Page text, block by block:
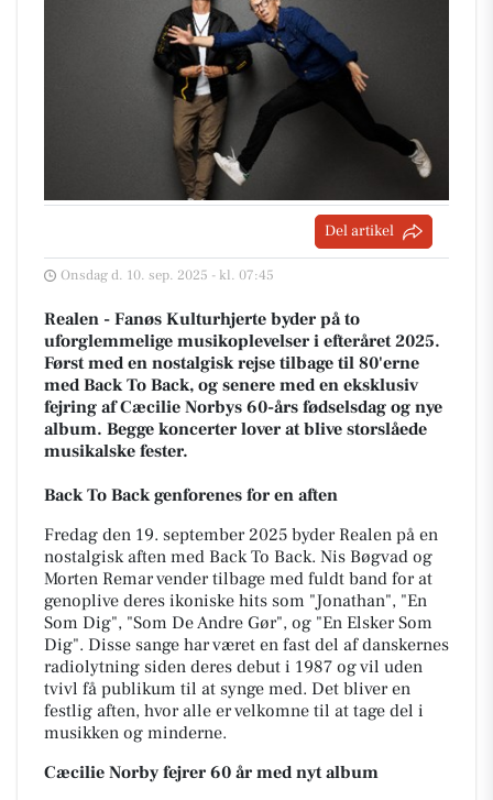
Del artikel
Onsdag d. 10. sep. 2025 - kl. 07:45
Realen - Fanøs Kulturhjerte byder på to
uforglemmelige musikoplevelser i efteråret 2025.
Først med en nostalgisk rejse tilbage til 80'erne
med Back To Back, og senere med en eksklusiv
fejring af Cæcilie Norbys 60-års fødselsdag og nye
album. Begge koncerter lover at blive storslåede
musikalske fester.
Back To Back genforenes for en aften
Fredag den 19. september 2025 byder Realen på en
nostalgisk aften med Back To Back. Nis Bøgvad og
Morten Remar vender tilbage med fuldt band for at
genoplive deres ikoniske hits som "Jonathan", "En
Som Dig", "Som De Andre Gør", og "En Elsker Som
Dig". Disse sange har været en fast del af danskernes
radiolytning siden deres debut i 1987 og vil uden
tvivl få publikum til at synge med. Det bliver en
festlig aften, hvor alle er velkomne til at tage del i
musikken og minderne.
Cæcilie Norby fejrer 60 år med nyt album